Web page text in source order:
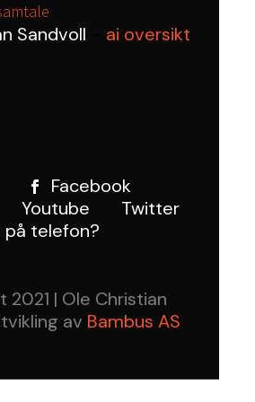
Sandvoll ai oversikt
Facebook
Youtube
Twitter
på telefon?
| Ole Christian
av Bambus AS